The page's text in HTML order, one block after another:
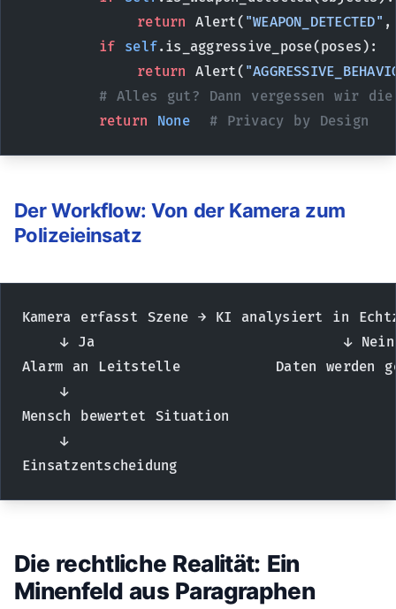
            return
Alert( "WEAPON_DETECTED"
        if
self.is_aggressive_pose(poses):
            return
Alert(
# Alles gut? Dann vergessen wir die
        return
None
  # Privacy by Design
Der Workflow: Von der Kamera zum
Polizeieinsatz
Kamera erfasst Szene → KI analysiert in
    ↓ Ja                          ↓ Nein
Alarm an Leitstelle          Daten werden
    ↓
Mensch bewertet Situation
    ↓
Einsatzentscheidung
Die rechtliche Realität: Ein
Minenfeld aus Paragraphen